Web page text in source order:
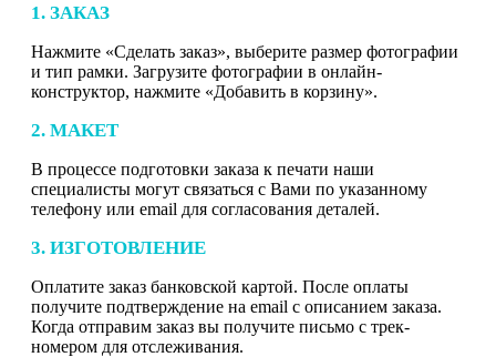
1. ЗАКАЗ
Нажмите «Сделать заказ», выберите размер фотографии
и тип рамки. Загрузите фотографии в онлайн-
конструктор, нажмите «Добавить в корзину».
2. МАКЕТ
В процессе подготовки заказа к печати наши
специалисты могут связаться с Вами по указанному
телефону или email для согласования деталей.
3. ИЗГОТОВЛЕНИЕ
Оплатите заказ банковской картой. После оплаты
получите подтверждение на email с описанием заказа.
Когда отправим заказ вы получите письмо с трек-
номером для отслеживания.